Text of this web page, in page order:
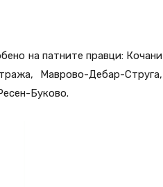
на патните правци: Кочани
Маврово-Дебар-Струга,
Буково.